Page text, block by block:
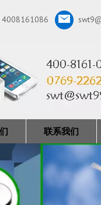
4008161086
联系我们